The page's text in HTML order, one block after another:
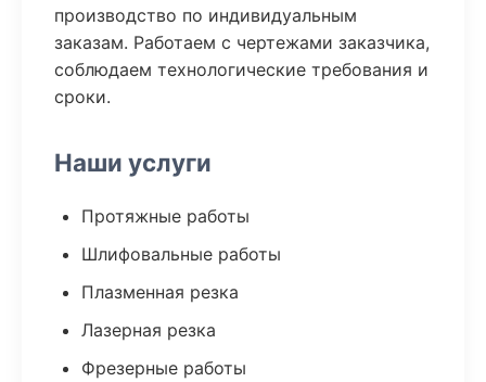
производство по индивидуальным
заказам. Работаем с чертежами заказчика,
соблюдаем технологические требования и
сроки.
Наши услуги
Протяжные работы
Шлифовальные работы
Плазменная резка
Лазерная резка
Фрезерные работы